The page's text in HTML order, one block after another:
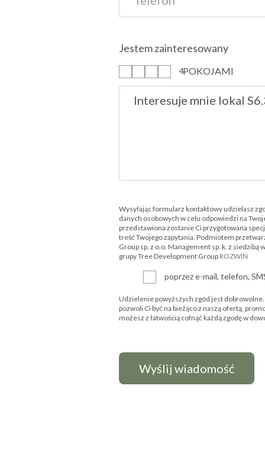
Jestem zainteresowany
4POKOJAMI
Wysyłając formularz kontaktowy udzielasz
danych osobowych w celu odpowiedzi na
przedstawiona zostanie Ci przygotowana
treść Twojego zapytania. Podmiotem
Group sp. z o.o. Management sp. k. z siedzibą
grupy Tree Development Group ROZWIŃ
poprzez e-mail, telefon,
Udzielenie powyższych zgód jest
pozwoli Ci być na bieżąco z naszą ofertą,
możesz z łatwością cofnąć każdą zgodę w